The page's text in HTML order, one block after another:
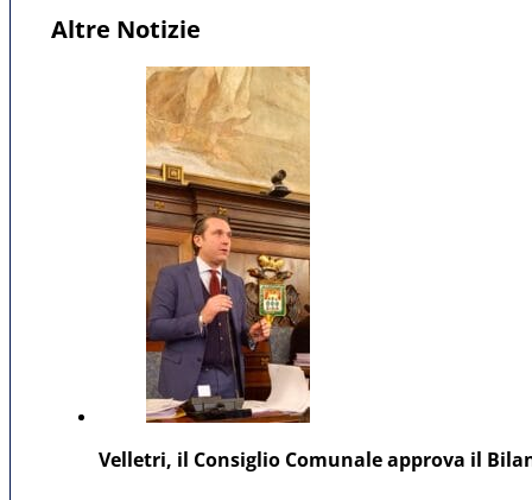
Altre Notizie
Velletri, il Consiglio Comunale approva il